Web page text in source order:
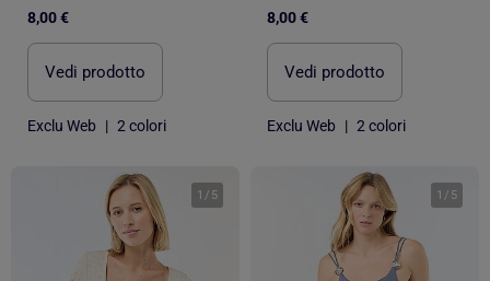
8,00 €
Vedi prodotto
Exclu Web | 2 colori
8,00 €
Vedi prodotto
Exclu Web | 2 colori
1 / 5 1 / 5